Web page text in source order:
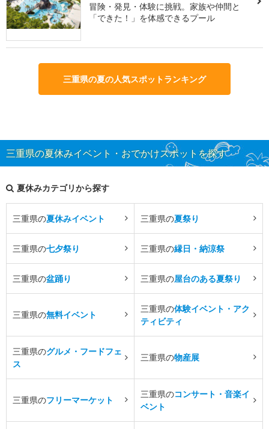
冒険・発見・体験に挑戦。家族や仲間と
「できた！」を体感できるプール
三重県の夏の人気スポットランキング
三重県の夏休みイベント・おでかけスポットを探す
夏休みカテゴリから探す
三重県の夏休みイベント 三重県の夏祭り
三重県の七夕祭り 三重県の縁日・納涼祭
三重県の盆踊り 三重県の屋台のある夏祭り
三重県の無料イベント
三重県の体験イベント・アク
ティビティ
三重県のグルメ・フードフェ
ス
三重県の物産展
三重県のフリーマーケット
三重県のコンサート・音楽イ
ベント